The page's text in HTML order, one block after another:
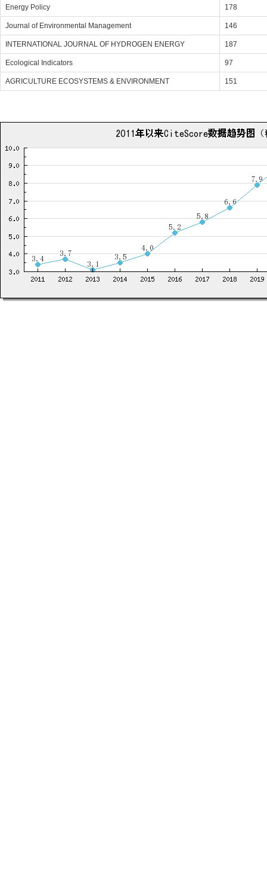
Energy Policy 178
Journal of Environmental Management 146
INTERNATIONAL JOURNAL OF HYDROGEN ENERGY 187
Ecological Indicators 97
AGRICULTURE ECOSYSTEMS & ENVIRONMENT 151